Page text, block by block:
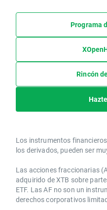
Programa
Rincón
Los instrumentos
los derivados, pueden ser
Las acciones fraccionarias
adquirido de XTB sobre
ETF. Las AF no son un
derechos corporativos